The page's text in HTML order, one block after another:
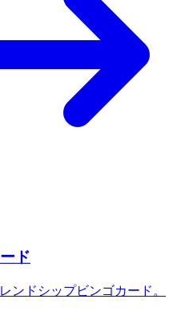
ド
ンドシップビンゴカード。